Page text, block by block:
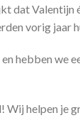
dat Valentijn
vorig jaar
hebben we
Wij helpen je